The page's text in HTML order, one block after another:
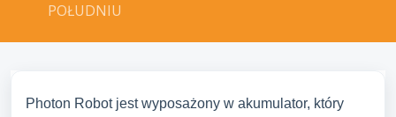
POŁUDNIU
Photon Robot jest wyposażony w akumulator, który